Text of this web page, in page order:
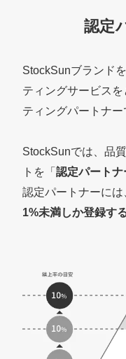
YouTubeディレクタ
ミッション・ビジョン
認定パートナー
動画ディレクター
営業
インターン
マーケマネージャー
カスタマーサクセスマ
常勤監査役
認定
StockSunブランド
ティングサービス
ティングパートナー
StockSunでは、品
トを「 認定パートナ
認定パートナーに
1%未満しか登録す